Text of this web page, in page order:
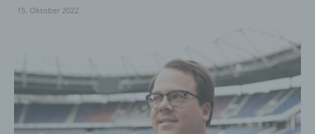
15. Oktober 2022